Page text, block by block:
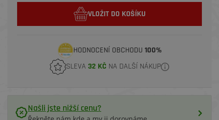
VLOŽIT DO KOŠÍKU
HODNOCENÍ OBCHODU 100%
SLEVA 32 KČ NA DALŠÍ NÁKUP
Našli jste nižší cenu?